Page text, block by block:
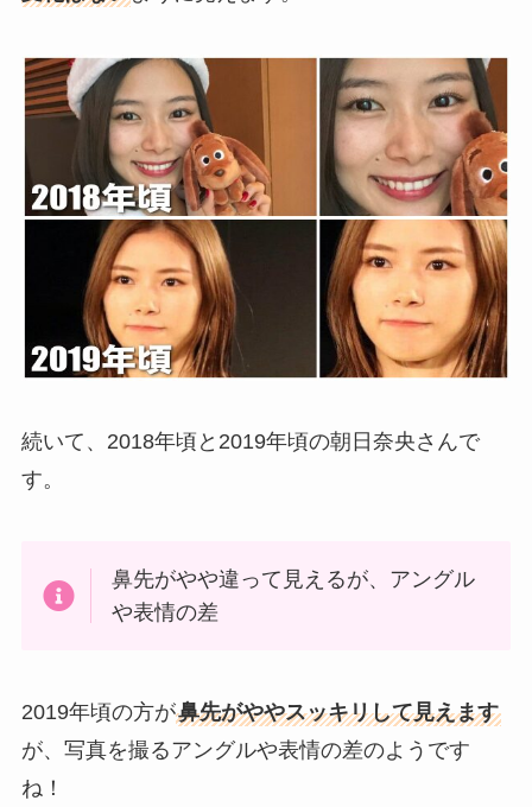
続いて、2018年頃と2019年頃の朝日奈央さんで
す。
鼻先がやや違って見えるが、アングル
や表情の差
2019年頃の方が鼻先がややスッキリして見えます
が、写真を撮るアングルや表情の差のようです
ね！